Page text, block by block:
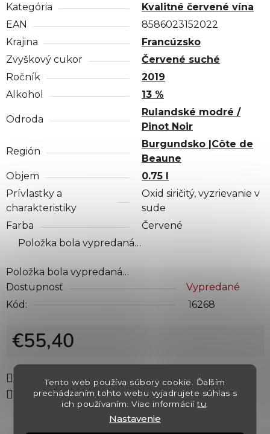
Tento web používa súbory cookie. Ďalším
prechádzaním tohto webu vyjadrujete súhlas s
ich používaním. Viac informáciítu
Nastavenie
Kategória
Kvalitné červené vína
EAN
8586023152022
Krajina
Francúzsko
Zvyškový cukor
Červené suché
Ročník
2019
Alkohol
13 %
Odroda
Rulandské modré /
Pinot Noir
Región
Burgundsko |Côte de
Beaune
Objem
0.75 l
Prívlastky a
charakteristiky
Oxid siričitý, vyzrievanie v
sude
Farba
Červené
Položka bola vypredaná…
Položka bola vypredaná…
Dostupnosť
Vypredané
Kód:
16268
€55,40
Opýtať sa
Strážiť
Zdieľať